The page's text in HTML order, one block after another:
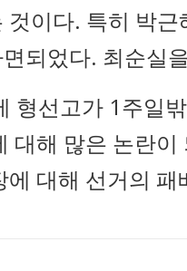
이다. 특히 박
되었다. 최순실
형선고가 1주일
대해 많은 논란
대해 선거의